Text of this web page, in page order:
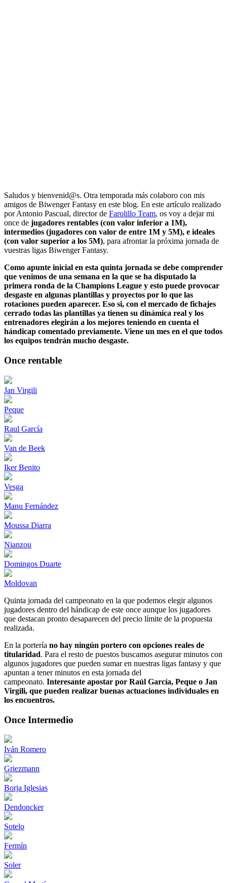
Saludos y bienvenid@s. Otra temporada más colaboro con mis
amigos de Biwenger Fantasy en este blog. En este artículo realizado
por Antonio Pascual, director de Farolillo Team, os voy a dejar mi
once de jugadores rentables (con valor inferior a 1M),
intermedios (jugadores con valor de entre 1M y 5M), e ideales
(con valor superior a los 5M), para afrontar la próxima jornada de
vuestras ligas Biwenger Fantasy.
Como apunte inicial en esta quinta jornada se debe comprender
que venimos de una semana en la que se ha disputado la
primera ronda de la Champions League y esto puede provocar
desgaste en algunas plantillas y proyectos por lo que las
rotaciones pueden aparecer. Eso si, con el mercado de fichajes
cerrado todas las plantillas ya tienen su dinámica real y los
entrenadores elegirán a los mejores teniendo en cuenta el
hándicap comentado previamente. Viene un mes en el que todos
los equipos tendrán mucho desgaste.
Once rentable
Jan Virgili
Peque
Raul García
Van de Beek
Iker Benito
Vesga
Manu Fernández
Moussa Diarra
Nianzou
Domingos Duarte
Moldovan
Quinta jornada del campeonato en la que podemos elegir algunos
jugadores dentro del hándicap de este once aunque los jugadores
que destacan pronto desaparecen del precio límite de la propuesta
realizada.
En la portería no hay ningún portero con opciones reales de
titularidad. Para el resto de puestos buscamos asegurar minutos con
algunos jugadores que pueden sumar en nuestras ligas fantasy y que
apuntan a tener minutos en esta jornada del
campeonato. Interesante apostar por Raúl García, Peque o Jan
Virgili, que pueden realizar buenas actuaciones individuales en
los encuentros.
Once Intermedio
Iván Romero
Griezmann
Borja Iglesias
Dendoncker
Sotelo
Fermín
Soler